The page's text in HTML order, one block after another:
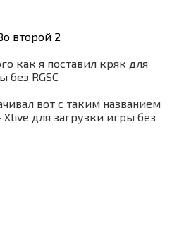
второй 2
как я поставил кряк для
без RGSC
вот с таким названием
Xlive для загрузки игры без